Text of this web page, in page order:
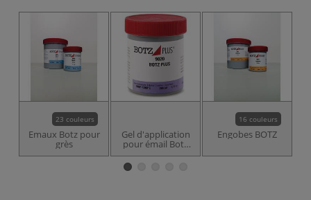
23 couleurs
Emaux Botz pour
grès
Gel d'application
pour émail Botz
Plus
16 couleurs
Engobes BOTZ